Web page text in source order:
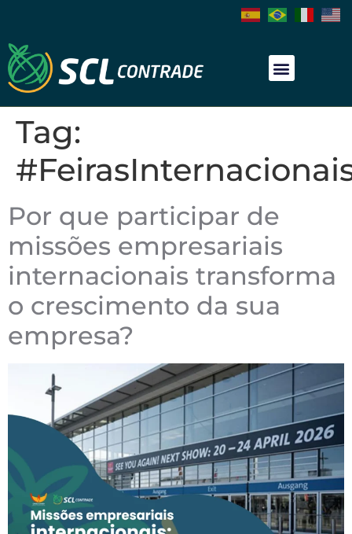
Tag:
Por que participar de
missões empresariais
internacionais transforma
o crescimento da sua
empresa?